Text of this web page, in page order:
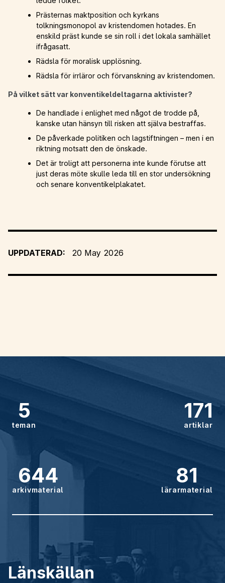
Prästernas maktposition och kyrkans
tolkningsmonopol av kristendomen hotades. En
enskild präst kunde se sin roll i det lokala samhället
ifrågasatt.
Rädsla för moralisk upplösning.
Rädsla för irrläror och förvanskning av kristendomen.
På vilket sätt var konventikeldeltagarna aktivister?
De handlade i enlighet med något de trodde på,
kanske utan hänsyn till risken att själva bestraffas.
De påverkade politiken och lagstiftningen – men i en
riktning motsatt den de önskade.
Det är troligt att personerna inte kunde förutse att
just deras möte skulle leda till en stor undersökning
och senare konventikelplakatet.
UPPDATERAD: 20 May 2026
5
teman
171
artiklar
644
arkivmaterial
81
lärarmaterial
Länskällan